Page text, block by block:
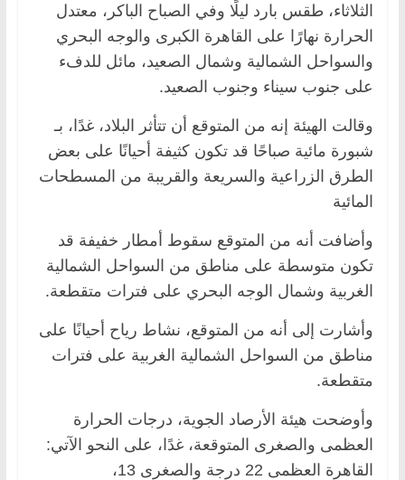
الثلاثاء، طقس بارد ليلًا وفي الصباح الباكر، معتدل
الحرارة نهارًا على القاهرة الكبرى والوجه البحري
والسواحل الشمالية وشمال الصعيد، مائل للدفء
على جنوب سيناء وجنوب الصعيد.
وقالت الهيئة إنه من المتوقع أن تتأثر البلاد، غدًا، بـ
شبورة مائية صباحًا قد تكون كثيفة أحيانًا على بعض
الطرق الزراعية والسريعة والقريبة من المسطحات
المائية
وأضافت أنه من المتوقع سقوط أمطار خفيفة قد
تكون متوسطة على مناطق من السواحل الشمالية
الغربية وشمال الوجه البحري على فترات متقطعة.
وأشارت إلى أنه من المتوقع، نشاط رياح أحيانًا على
مناطق من السواحل الشمالية الغربية على فترات
متقطعة.
وأوضحت هيئة الأرصاد الجوية، درجات الحرارة
العظمى والصغرى المتوقعة، غدًا، على النحو الآتي:
القاهرة العظمى 22 درجة والصغرى 13،